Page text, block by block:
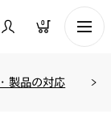
0
製品の対応